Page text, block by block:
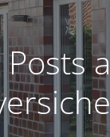
Posts